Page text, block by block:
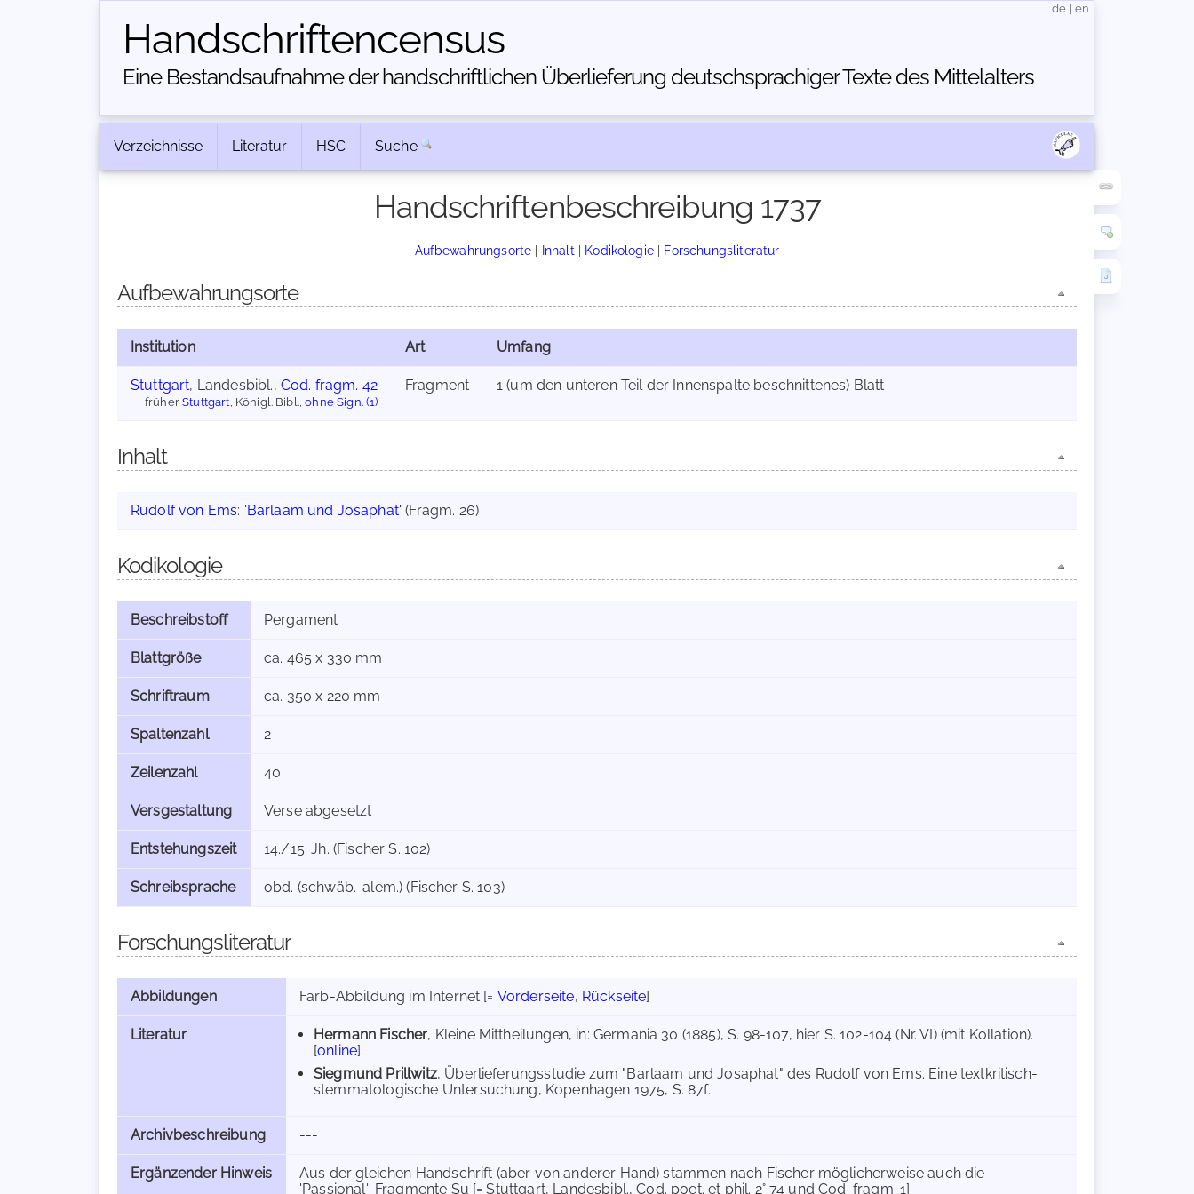
Handschriften­census
Eine Bestandsaufnahme der handschriftlichen Über­lieferung deutschsprachiger Texte des Mittelalters
de en
Verzeichnisse Literatur HSC Suche
Handschriftenbeschreibung 1737
Aufbewahrungsorte | Inhalt | Kodikologie| Forschungsliteratur
Aufbewahrungsorte
Institution Art Umfang
Stuttgart, Landesbibl., Cod. fragm. 42
früherStuttgart , Königl. Bibl.,ohne Sign. (1)
Fragment 1 (um den unteren Teil der Innenspalte beschnittenes) Blatt
Inhalt
Rudolf von Ems: 'Barlaam und Josaphat' (Fragm. 26)
Kodikologie
Beschreibstoff Pergament
Blattgröße ca. 465 x 330 mm
Schriftraum ca. 350 x 220 mm
Spaltenzahl 2
Zeilenzahl 40
Versgestaltung Verse abgesetzt
Entstehungszeit 14./15. Jh. (Fischer S. 102)
Schreibsprache obd. (schwäb.-alem.) (Fischer S. 103)
Forschungsliteratur
Abbildungen Farb-Abbildung im Internet [= Vorderseite, Rückseite]
Literatur Hermann Fischer, Kleine Mittheilungen, in: Germania 30 (1885), S. 98-107, hier S. 102-104 (Nr. VI) (mit Kollation).
[online]
Siegmund Prillwitz, Überlieferungsstudie zum "Barlaam und Josaphat" des Rudolf von Ems. Eine textkritisch-
stemmatologische Untersuchung, Kopenhagen 1975, S. 87f.
Archivbeschreibung ---
Ergänzender Hinweis
Aus der gleichen Handschrift (aber von anderer Hand) stammen nach Fischer möglicherweise auch die
'Passional'-Fragmente Su [= Stuttgart, Landesbibl., Cod. poet. et phil. 2° 74 und Cod. fragm. 1].